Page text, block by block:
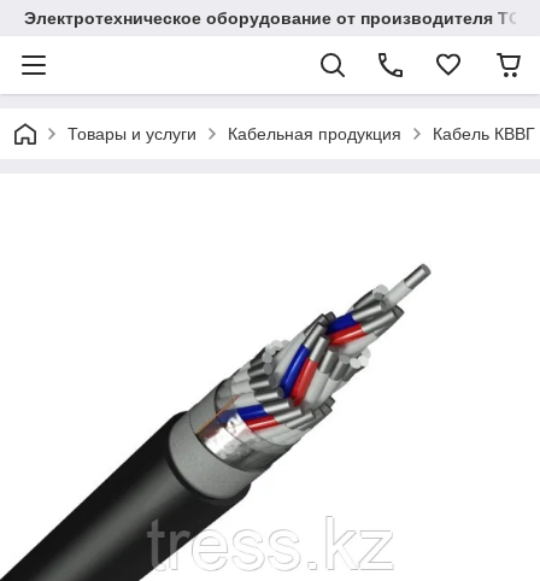
Электротехническое оборудование от производителя TOO
Товары и услуги Кабельная продукция Кабель КВВГ